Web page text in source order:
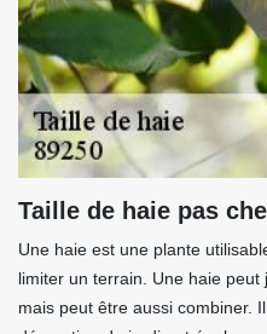
Taille de haie pas
Une haie est une plante
limiter un terrain. Une haie
mais peut être aussi combiner. Il